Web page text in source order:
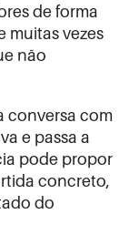
de forma
muitas vezes
não
conversa com
e passa a
pode propor
concreto,
do